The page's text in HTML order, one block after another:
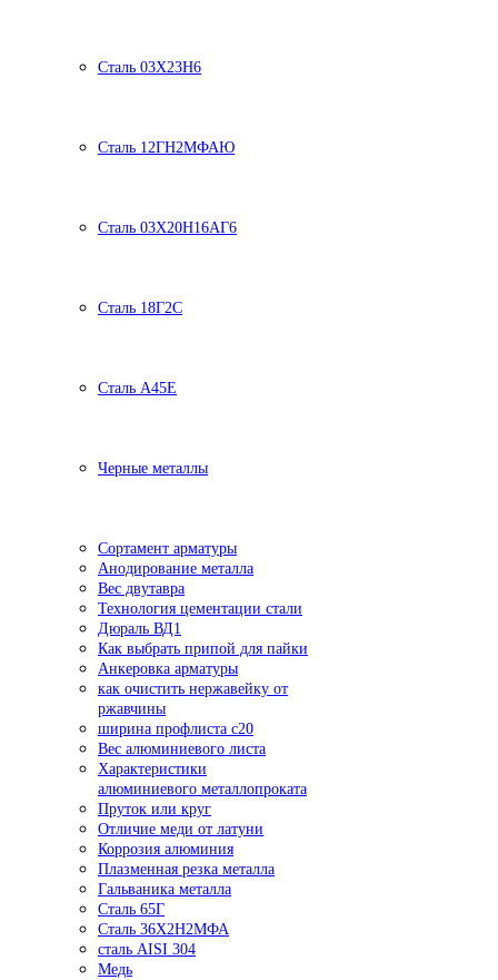
Сталь 03Х23Н6
Сталь 12ГН2МФАЮ
Сталь 03Х20Н16АГ6
Сталь 18Г2С
Сталь А45Е
Черные металлы
Сортамент арматуры
Анодирование металла
Вес двутавра
Технология цементации стали
Дюраль ВД1
Как выбрать припой для пайки
Анкеровка арматуры
как очистить нержавейку от
ржавчины
ширина профлиста с20
Вес алюминиевого листа
Характеристики
алюминиевого металлопроката
Пруток или круг
Отличие меди от латуни
Коррозия алюминия
Плазменная резка металла
Гальваника металла
Сталь 65Г
Сталь 36Х2Н2МФА
сталь AISI 304
Медь